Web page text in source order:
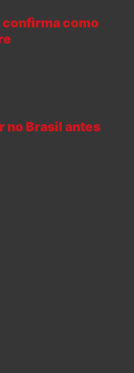
como
no Brasil antes